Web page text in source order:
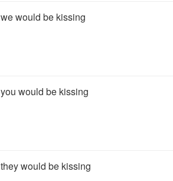
we would be kissing
you would be kissing
they would be kissing